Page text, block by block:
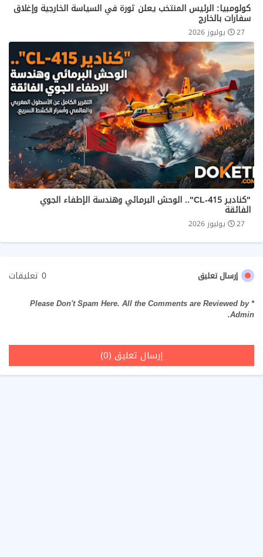
كولومبيا: الرئيس المنتخب يعلن ثورة في السياسة الخارجية وإغلاق
سفارات بالخارج
27 يوليوز 2026
​"كنادير CL-415".. الوحش البرمائي وهندسة الإطفاء الجوي
الفائقة
27 يوليوز 2026
إرسال تعليق 0 تعليقات
* Please Don't Spam Here. All the Comments are Reviewed by
Admin.
إرسال تعليق (0)